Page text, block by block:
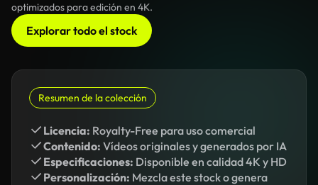
optimizados para edición en 4K.
Explorar todo el stock
Resumen de la colección
Licencia: Royalty-Free para uso comercial
Contenido: Vídeos originales y generados por IA
Especificaciones: Disponible en calidad 4K y HD
Personalización: Mezcla este stock o genera